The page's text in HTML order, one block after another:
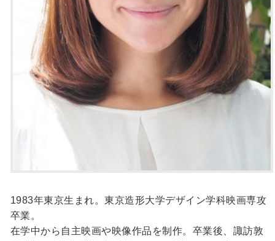
1983年東京生まれ。東京造形大学デザイン学科映画専攻
卒業。
在学中から自主映画や映像作品を制作。卒業後、諏訪敦